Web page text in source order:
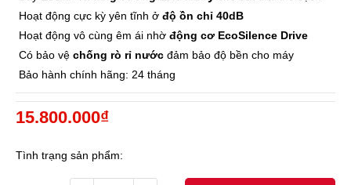
Hoạt động cực kỳ yên tĩnh ở độ ồn chỉ 40dB
Hoạt động vô cùng êm ái nhờ động cơ EcoSilence Drive
Có bảo vệ chống rò rỉ nước đảm bảo độ bền cho máy
Bảo hành chính hãng: 24 tháng
15.800.000₫
Tình trạng sản phẩm: